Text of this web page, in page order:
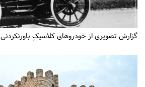
گزارش تصویری از خودروهای کلاسیکِ باورنکردنی